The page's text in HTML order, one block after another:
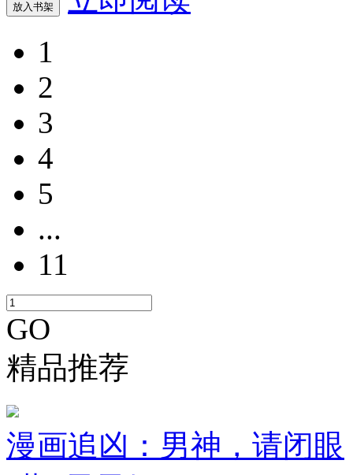
放入书架
1
2
3
4
5
...
11
GO
精品推荐
漫画追凶：男神，请闭眼